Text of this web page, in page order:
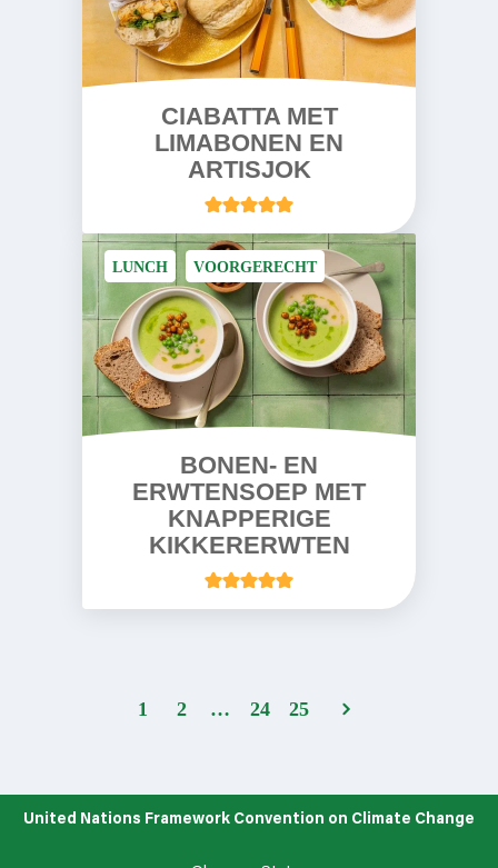
CIABATTA MET
LIMABONEN EN
ARTISJOK
LUNCH VOORGERECHT
BONEN- EN
ERWTENSOEP MET
KNAPPERIGE
KIKKERERWTEN
1 2 … 24 25
United Nations Framework Convention on Climate Change